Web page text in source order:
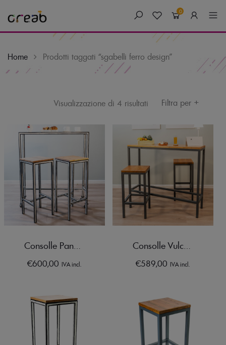
0
Home Prodotti taggati “sgabelli ferro design”
content
Filtra per +
Visualizzazione di 4 risultati
Consolle Panarea + 2 Sgabelli Lisca Bianca
€600,00 IVA incl.
Consolle Vulcano + 2 Sgabelli Vulcanello
€589,00 IVA incl.